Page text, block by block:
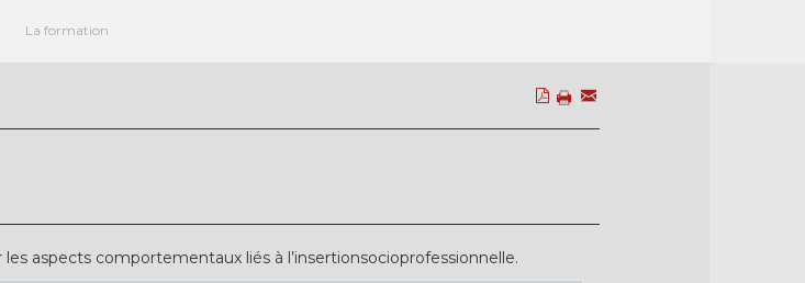
La formation
aspects comportementaux liés à l’insertionsocioprofessionnelle.